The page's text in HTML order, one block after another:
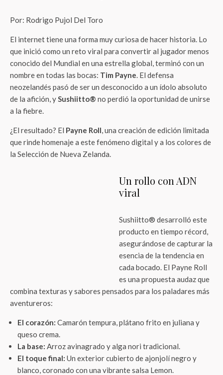
Por: Rodrigo Pujol Del Toro
El internet tiene una forma muy curiosa de hacer historia. Lo
que inició como un reto viral para convertir al jugador menos
conocido del Mundial en una estrella global, terminó con un
nombre en todas las bocas: Tim Payne. El defensa
neozelandés pasó de ser un desconocido a un ídolo absoluto
de la afición, ySushiitto® no perdió la oportunidad de unirse
a la fiebre.
¿El resultado? El Payne Roll, una creación de edición limitada
que rinde homenaje a este fenómeno digital y a los colores de
la Selección de Nueva Zelanda.
Un rollo con ADN
viral
Sushiitto® desarrolló este
producto en tiempo récord,
asegurándose de capturar la
esencia de la tendencia en
cada bocado. El Payne Roll
es una propuesta audaz que
combina texturas y sabores pensados para los paladares más
aventureros:
El corazón: Camarón tempura, plátano frito en juliana y
queso crema.
La base: Arroz avinagrado y alga nori tradicional.
El toque final: Un exterior cubierto de ajonjolí negro y
blanco, coronado con una vibrante salsa Lemon.